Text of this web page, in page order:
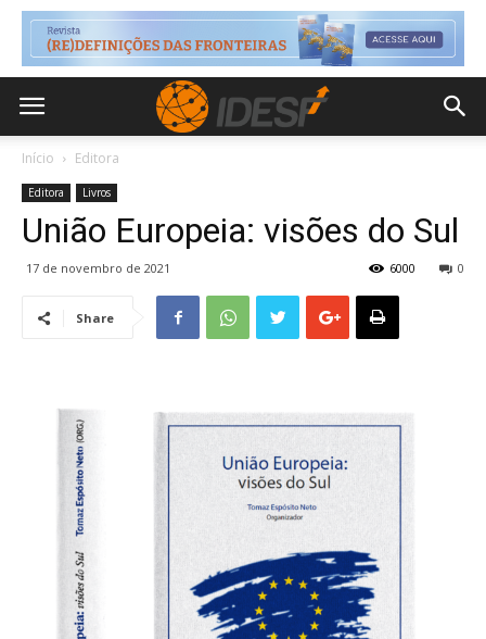
Início Editora
Editora Livros
União Europeia: visões do Sul
17 de novembro de 2021 0
6000
Share